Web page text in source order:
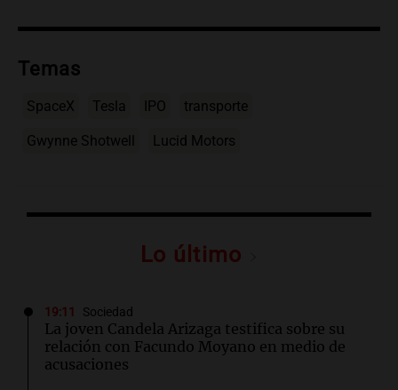
Temas
SpaceX Tesla IPO transporte
Gwynne Shotwell Lucid Motors
Lo último
19:11 Sociedad
La joven Candela Arizaga testifica sobre su
relación con Facundo Moyano en medio de
acusaciones